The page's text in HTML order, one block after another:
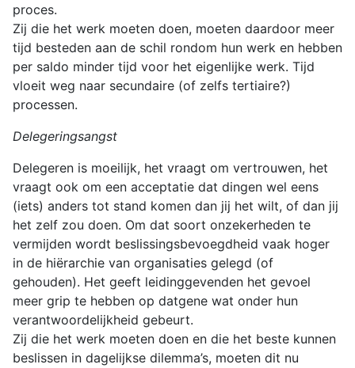
proces.
Zij die het werk moeten doen, moeten daardoor meer
tijd besteden aan de schil rondom hun werk en hebben
per saldo minder tijd voor het eigenlijke werk. Tijd
vloeit weg naar secundaire (of zelfs tertiaire?)
processen.
Delegeringsangst
Delegeren is moeilijk, het vraagt om vertrouwen, het
vraagt ook om een acceptatie dat dingen wel eens
(iets) anders tot stand komen dan jij het wilt, of dan jij
het zelf zou doen. Om dat soort onzekerheden te
vermijden wordt beslissingsbevoegdheid vaak hoger
in de hiërarchie van organisaties gelegd (of
gehouden). Het geeft leidinggevenden het gevoel
meer grip te hebben op datgene wat onder hun
verantwoordelijkheid gebeurt.
Zij die het werk moeten doen en die het beste kunnen
beslissen in dagelijkse dilemma’s, moeten dit nu